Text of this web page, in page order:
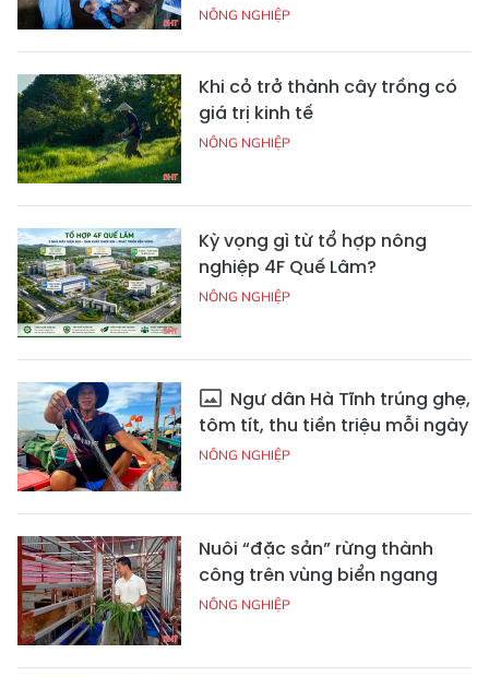
NÔNG NGHIỆP
Khi cỏ trở thành cây trồng có
giá trị kinh tế
NÔNG NGHIỆP
Kỳ vọng gì từ tổ hợp nông
nghiệp 4F Quế Lâm?
NÔNG NGHIỆP
Ngư dân Hà Tĩnh trúng ghẹ,
tôm tít, thu tiền triệu mỗi ngày
NÔNG NGHIỆP
Nuôi “đặc sản” rừng thành
công trên vùng biển ngang
NÔNG NGHIỆP